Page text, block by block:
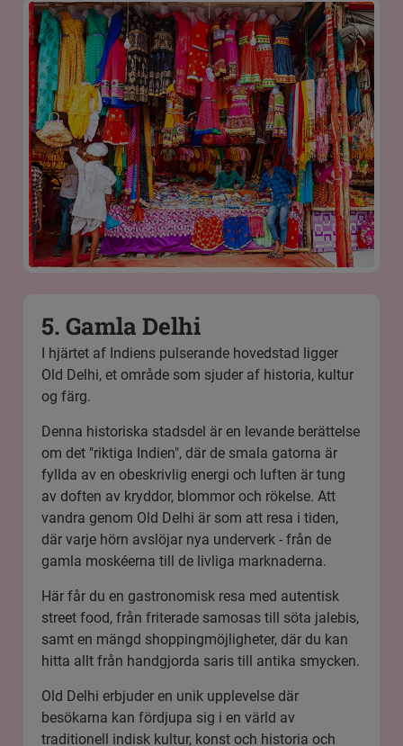
5. Gamla Delhi
I hjärtet af Indiens pulserande hovedstad ligger
Old Delhi, et område som sjuder af historia, kultur
og färg.
Denna historiska stadsdel är en levande berättelse
om det "riktiga Indien", där de smala gatorna är
fyllda av en obeskrivlig energi och luften är tung
av doften av kryddor, blommor och rökelse. Att
vandra genom Old Delhi är som att resa i tiden,
där varje hörn avslöjar nya underverk - från de
gamla moskéerna till de livliga marknaderna.
Här får du en gastronomisk resa med autentisk
street food, från friterade samosas till söta jalebis,
samt en mängd shoppingmöjligheter, där du kan
hitta allt från handgjorda saris till antika smycken.
Old Delhi erbjuder en unik upplevelse där
besökarna kan fördjupa sig i en värld av
traditionell indisk kultur, konst och historia och